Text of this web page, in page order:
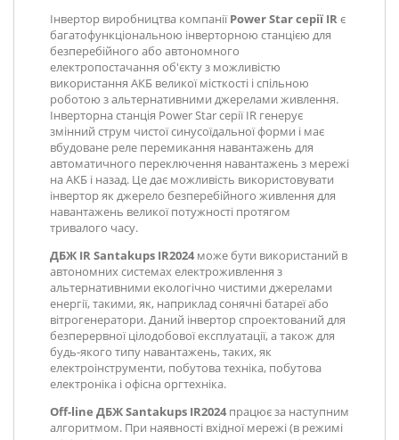
Інвертор виробництва компаніїPower Star серії IRє
багатофункціональною інверторною станцією для
безперебійного або автономного
електропостачання об'єкту з можливістю
використання АКБ великої місткості і спільною
роботою з альтернативними джерелами живлення.
Інверторна станція Power Star серії IR генерує
змінний струм чистої синусоїдальної форми і має
вбудоване реле перемикання навантажень для
автоматичного переключення навантажень з мережі
на АКБ і назад. Це дає можливість використовувати
інвертор як джерело безперебійного живлення для
навантажень великої потужності протягом
тривалого часу.
ДБЖ IR Santakups IR2024може бути використаний в
автономних системах електроживлення з
альтернативними екологічно чистими джерелами
енергії, такими, як, наприклад сонячні батареї або
вітрогенератори. Даний інвертор спроектований для
безперервної цілодобової експлуатації, а також для
будь-якого типу навантажень, таких, як
електроінструменти, побутова техніка, побутова
електроніка і офісна оргтехніка.
Off-line ДБЖ Santakups IR2024працює за наступним
алгоритмом. При наявності вхідної мережі (в режимі